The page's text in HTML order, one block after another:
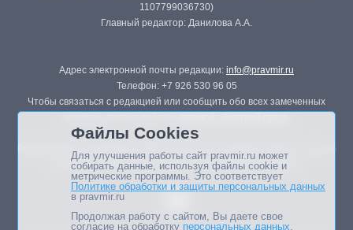
1107799036730)
Главный редактор: Данилова А.А.
Адрес электронной почты редакции: info@pravmir.ru
Телефон: +7 926 530 96 05
Чтобы связаться с редакцией или сообщить обо всех замеченных
Републикация материалов сайта в печатных изданиях (книгах, прессе)
возможна только с письменного разрешения редакции.
Файлы Cookies
Для улучшения работы сайт pravmir.ru может
собирать данные, используя файлы cookie и
метрические программы. Это соответствует
Политике обработки и защиты персональных данных
в pravmir.ru
Продолжая работу с сайтом, Вы даете свое
согласие на обработку персональных данных.